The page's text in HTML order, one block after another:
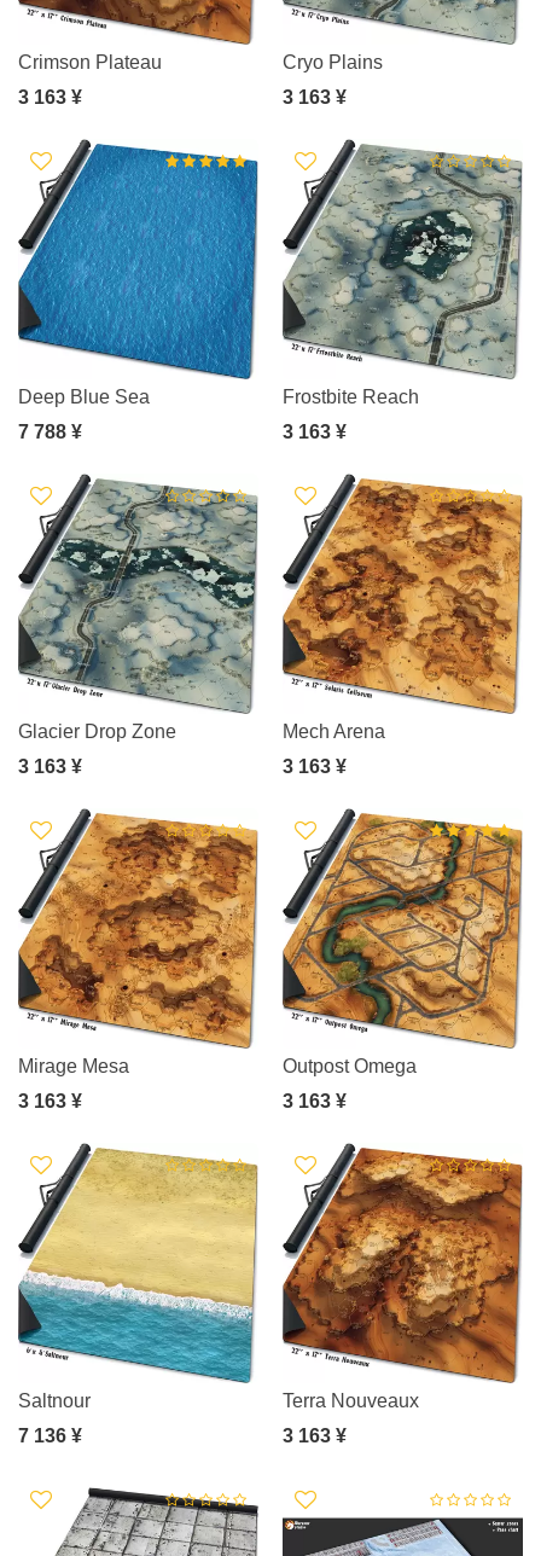
Crimson Plateau
3 163 ¥
Cryo Plains
3 163 ¥
Deep Blue Sea
7 788 ¥
Frostbite Reach
3 163 ¥
Glacier Drop Zone
3 163 ¥
Mech Arena
3 163 ¥
Mirage Mesa
3 163 ¥
Outpost Omega
3 163 ¥
Saltnour
7 136 ¥
Terra Nouveaux
3 163 ¥